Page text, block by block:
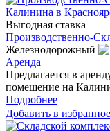
Выгодная ставка
Производственно-
Железнодорожный
Аренда
Предлагается в
помещение на
Подробнее
Добавить в избранное